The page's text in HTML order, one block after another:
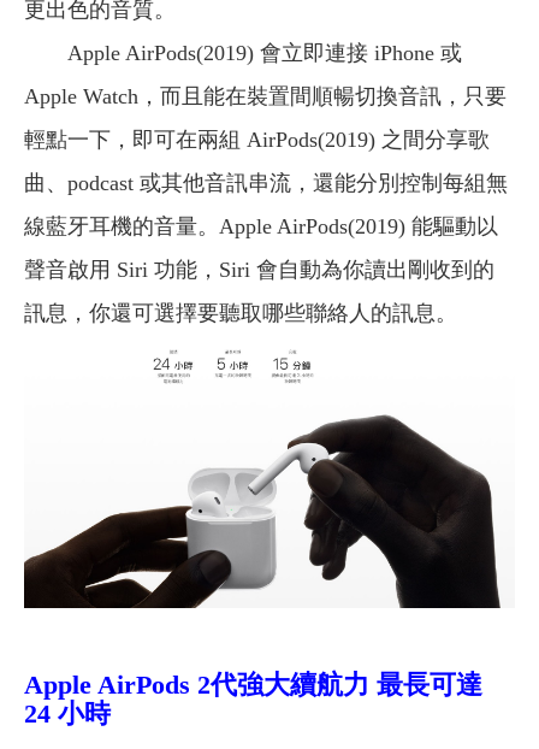
更出色的音質。
Apple AirPods(2019) 會立即連接 iPhone 或
Apple Watch，而且能在裝置間順暢切換音訊，只要
輕點一下，即可在兩組 AirPods(2019) 之間分享歌
曲、podcast 或其他音訊串流，還能分別控制每組無
線藍牙耳機的音量。Apple AirPods(2019) 能驅動以
聲音啟用 Siri 功能，Siri 會自動為你讀出剛收到的
訊息，你還可選擇要聽取哪些聯絡人的訊息。
Apple AirPods 2代強大續航力 最長可達
24 小時